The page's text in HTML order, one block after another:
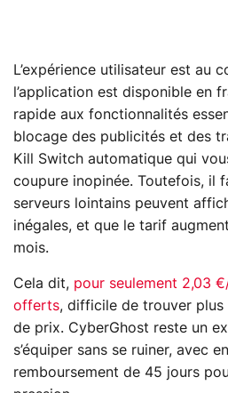
L’expérience utilisateur est au
l’application est disponible en
rapide aux fonctionnalités
blocage des publicités et des
Kill Switch automatique qui
coupure inopinée. Toutefois, il
serveurs lointains peuvent
inégales, et que le tarif
mois.
Cela dit, pour seulement 2,03
offerts, difficile de trouver plus
de prix. CyberGhost reste un
s’équiper sans se ruiner, avec
remboursement de 45 jours